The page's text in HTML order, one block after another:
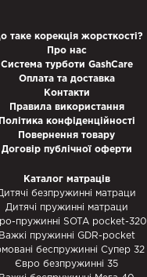
таке корекція жорсткості?
Про нас
Система турботи GashCare
Оплата та доставка
Контакти
Правила використання
Політика конфіденційності
Повернення товару
Договір публічної оферти
Каталог матраців
безпружинні матраци
Дитячі пружинні матраци
пружинні SOTA pocket-320
Важкі пружинні GDR-pocket
беспружинні Супер 32
Євро безпружинні 35